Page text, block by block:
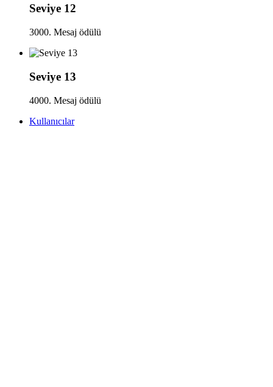
Seviye 12
3000. Mesaj ödülü
Seviye 13
4000. Mesaj ödülü
Kullanıcılar